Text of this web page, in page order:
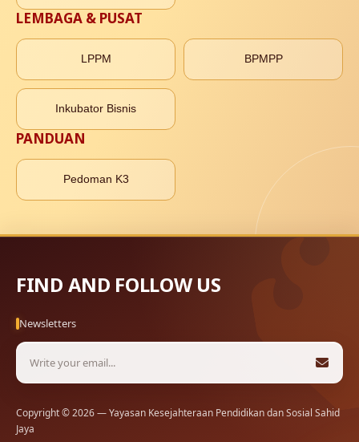
LEMBAGA & PUSAT
LPPM BPMPP
Inkubator Bisnis
PANDUAN
Pedoman K3
FIND AND FOLLOW US
Newsletters
Copyright © 2026 — Yayasan Kesejahteraan Pendidikan dan Sosial Sahid
Jaya